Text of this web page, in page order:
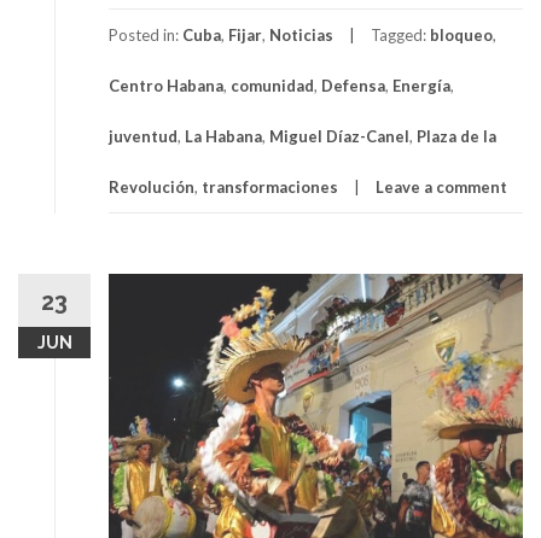
Posted in: Cuba, Fijar, Noticias Tagged: bloqueo,
Centro Habana, comunidad, Defensa, Energía,
juventud, La Habana, Miguel Díaz-Canel, Plaza de la
Revolución, transformaciones Leave a comment
23
JUN